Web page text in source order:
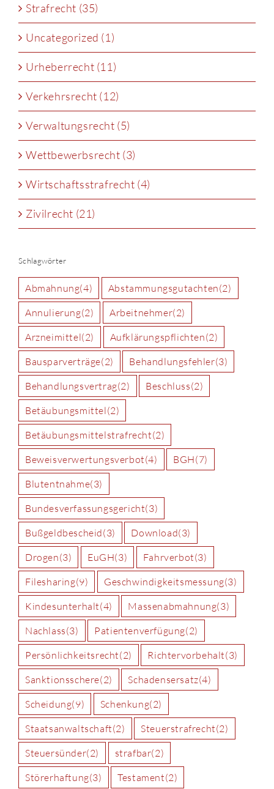
Strafrecht (35)
Uncategorized (1)
Urheberrecht (11)
Verkehrsrecht (12)
Verwaltungsrecht (5)
Wettbewerbsrecht (3)
Wirtschaftsstrafrecht (4)
Zivilrecht (21)
Schlagwörter
Abmahnung(4) Abstammungsgutachten(2)
Annulierung(2) Arbeitnehmer(2)
Arzneimittel(2) Aufklärungspflichten(2)
Bausparverträge(2) Behandlungsfehler(3)
Behandlungsvertrag(2) Beschluss(2)
Betäubungsmittel(2)
Betäubungsmittelstrafrecht(2)
Beweisverwertungsverbot(4) BGH(7)
Blutentnahme(3)
Bundesverfassungsgericht(3)
Bußgeldbescheid(3) Download(3)
Drogen(3) EuGH(3) Fahrverbot(3)
Filesharing(9) Geschwindigkeitsmessung(3)
Kindesunterhalt(4) Massenabmahnung(3)
Nachlass(3) Patientenverfügung(2)
Persönlichkeitsrecht(2) Richtervorbehalt(3)
Sanktionsschere(2) Schadensersatz(4)
Scheidung(9) Schenkung(2)
Staatsanwaltschaft(2) Steuerstrafrecht(2)
Steuersünder(2) strafbar(2)
Störerhaftung(3) Testament(2)